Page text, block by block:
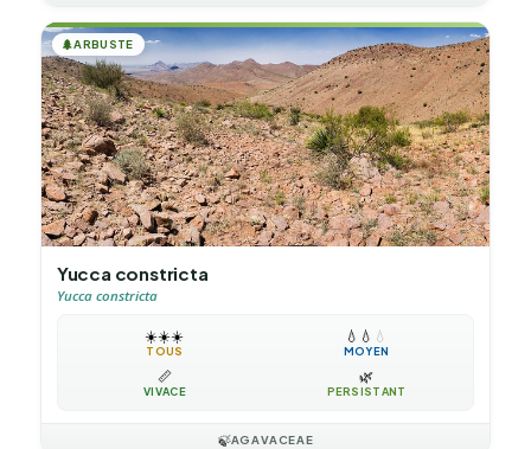
🌲ARBUSTE
Yucca constricta
Yucca constricta
☀️☀️☀️
TOUS
💧 💧 💧
MOYEN
📏
VIVACE
🌿
PERSISTANT
🍃AGAVACEAE